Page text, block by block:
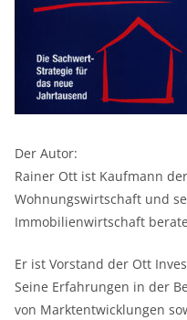
Der Autor:
Rainer Ott ist Kaufmann
Wohnungswirtschaft und
Immobilienwirtschaft
Er ist Vorstand der Ott
Seine Erfahrungen in der
von Marktentwicklungen